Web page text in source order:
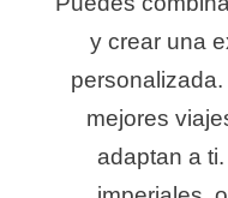
y crear una
mejores
adaptan a